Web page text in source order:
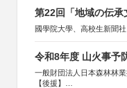
第22回「地域の伝承
國學院大學、高校生新聞社
令和8年度 山火事予
一般財団法人日本森林林
【後援】